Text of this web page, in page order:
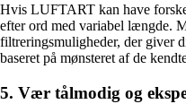
Hvis LUFTART kan have
efter ord med variabel længde.
filtreringsmuligheder, der giver
baseret på mønsteret af de
5. Vær tålmodig og